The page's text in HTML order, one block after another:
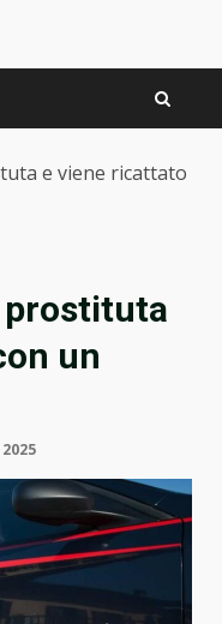
e viene ricattato
prostituta
un